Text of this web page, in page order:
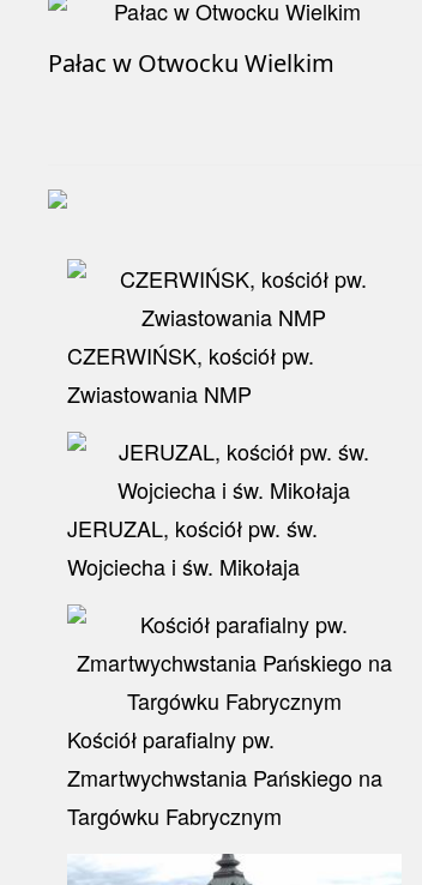
Pałac w Otwocku Wielkim
CZERWIŃSK, kościół pw.
Zwiastowania NMP
JERUZAL, kościół pw. św.
Wojciecha i św. Mikołaja
Kościół parafialny pw.
Zmartwychwstania Pańskiego na
Targówku Fabrycznym